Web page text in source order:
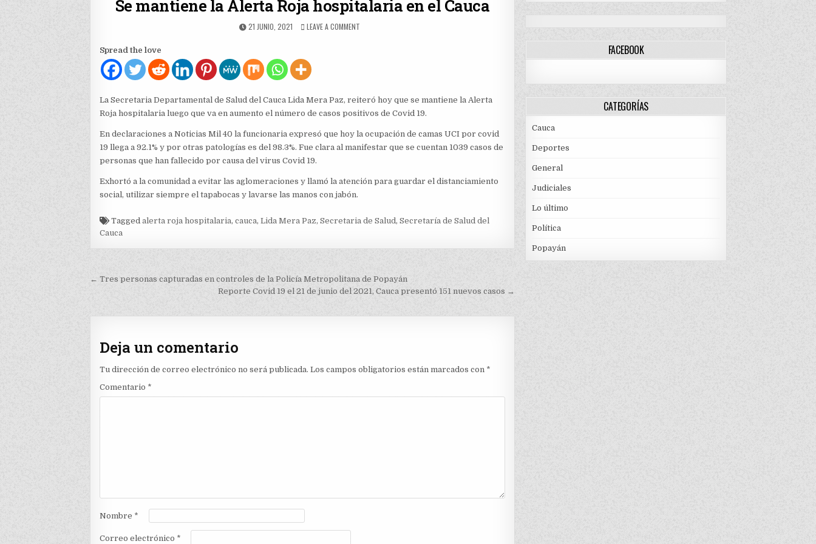
Se mantiene la Alerta Roja hospitalaria en el Cauca
PUBLISHED
21 JUNIO, 2021 LEAVE A COMMENTON
EN
EL
CAUCA
Spread the love
La Secretaria Departamental de Salud del Cauca Lida Mera Paz, reiteró hoy que se mantiene la Alerta
Roja hospitalaria luego que va en aumento el número de casos positivos de Covid 19.
En declaraciones a Noticias Mil 40 la funcionaria expresó que hoy la ocupación de camas UCI por covid
19 llega a 92.1% y por otras patologías es del 98.3%. Fue clara al manifestar que se cuentan 1039 casos de
personas que han fallecido por causa del virus Covid 19.
Exhortó a la comunidad a evitar las aglomeraciones y llamó la atención para guardar el distanciamiento
social, utilizar siempre el tapabocas y lavarse las manos con jabón.
Taggedalerta roja hospitalaria,cauca,Lida Mera Paz,Secretaria de Salud,Secretaría de Salud del
Cauca
Navegación
entradas
← Tres personas capturadas en controles de la Policía Metropolitana de Popayán
Reporte Covid 19 el 21 de junio del 2021, Cauca presentó 151 nuevos casos →
Deja un comentario
Tu dirección de correo electrónico no será publicada. Los campos obligatorios están marcados con *
Comentario *
Nombre *
Correo electrónico *
FACEBOOK
CATEGORÍAS
Cauca
Deportes
General
Judiciales
Lo último
Política
Popayán